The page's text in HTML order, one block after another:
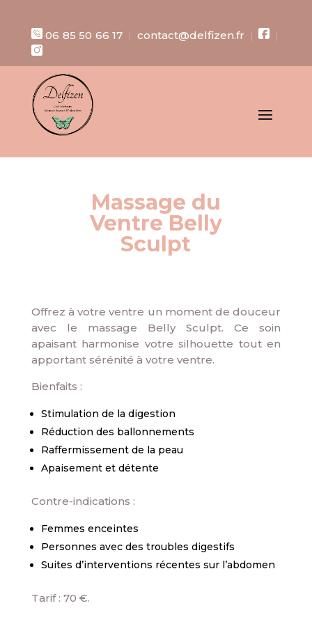
06 85 50 66 17| contact@delfizen.fr | |
Massage du
Ventre Belly
Sculpt
Offrez à votre ventre un moment de douceur
avec le massage Belly Sculpt. Ce soin
apaisant harmonise votre silhouette tout en
apportant sérénité à votre ventre.
Bienfaits :
Stimulation de la digestion
Réduction des ballonnements
Raffermissement de la peau
Apaisement et détente
Contre-indications :
Femmes enceintes
Personnes avec des troubles digestifs
Suites d’interventions récentes sur l’abdomen
Tarif : 70 €.